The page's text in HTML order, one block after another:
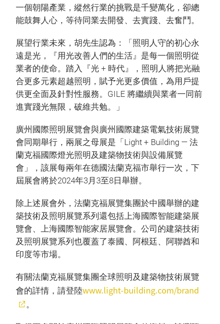
一個朝陽產業，縱然行業的挑戰是千變萬化，卻總
能鼓舞人心，等待同業去開發、去實踐、去奮鬥。
展望行業未來，胡先生認為：「照明人守的初心永
遠是光，『用光改善人們的生活』是每一個照明從
業者的使命。踏入『光 + 時代』，照明人將把光融
合更多元素超越照明，賦予光更多價值，為用戶提
供更全面及針對性服務。GILE 將繼續與業者一同前
進實踐光無限，破維共勉。」
廣州國際照明展覽會與廣州國際建築電氣技術展覽
會同期舉行，兩展之母展是「Light + Building — 法
蘭克福國際燈光照明及建築物技術與設備展覽
會」，該展每兩年在德國法蘭克福市舉行一次，下
屆展會將於2024年3月3至8日舉辦。
除上述展會外，法蘭克福展覽集團於中國舉辦的建
築技術及照明展覽系列還包括上海國際智能建築展
覽會、上海國際智能家居展覽會。公司的建築技術
及照明展覽系列也覆蓋了泰國、阿根廷、阿聯酋和
印度等市場。
有關法蘭克福展覽集團全球照明及建築物技術展覽
會的詳情，請登陸www.light-building.com/brand
。